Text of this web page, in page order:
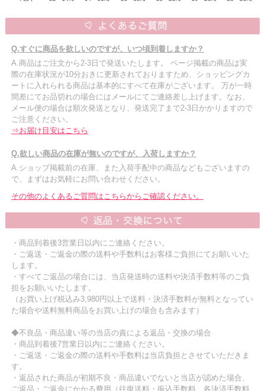
Q.すぐに商品を欲しいのですが、いつ頃到着しますか？
A.商品はご注文から2-3日で発送いたします。 ページ掲載の商品は実
際の在庫状況が10分おきに更新されておりますため、ショッピングカ
ートに入れられる商品は基本的にすべて在庫がございます。 万が一時
間差にてお品切れの場合にはメールにてご連絡差し上げます。なお、
メール便の場合は順次発送となり、発送完了まで2-3日かかりますので
ご注意ください。
⇒お届け目安はこちら
Q.欲しい商品の在庫が無いのですが、入荷しますか？
A.ショップ掲載前の在庫、また入荷手配中の商品などもございますの
で、まずはお気軽にお問い合わせください。
その他のよくあるご質問はこちらからご確認ください。
・商品到着後3営業日以内にご連絡ください。
・ご返送・ご返金の際の送料や手数料はお客様ご負担にてお願いいた
します。
・すべてご返品の場合には、当店発送時の送料や決済手数料等のご負
担をお願いいたします。
（お買い上げ税込み3,980円以上で送料・決済手数料が無料となってい
た場合や送料無料商品をお買い上げの場合も含みます）
◆不良品・商品違い等の当店の責による返品・交換の場合
・商品到着後7営業日以内にご連絡ください。
・ご返送・ご返金の際の送料や手数料は当店負担とさせていただきま
す。
・返品された商品が初期不良・商品違いでないと当店が認めた場合、
ご返品・ご返金にかかる費用（往復送料・振込手数料、各決済手数料